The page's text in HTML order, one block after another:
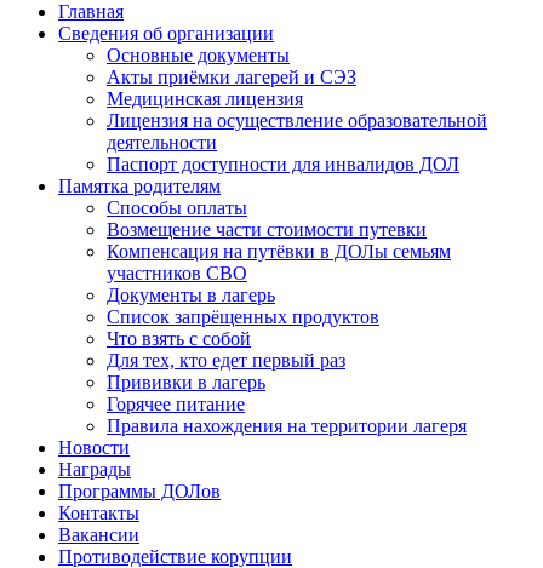
Главная
Сведения об организации
Основные документы
Акты приёмки лагерей и СЭЗ
Медицинская лицензия
Лицензия на осуществление образовательной
деятельности
Паспорт доступности для инвалидов ДОЛ
Памятка родителям
Способы оплаты
Возмещение части стоимости путевки
Компенсация на путёвки в ДОЛы семьям
участников СВО
Документы в лагерь
Список запрёщенных продуктов
Что взять с собой
Для тех, кто едет первый раз
Прививки в лагерь
Горячее питание
Правила нахождения на территории лагеря
Новости
Награды
Программы ДОЛов
Контакты
Вакансии
Противодействие корупции